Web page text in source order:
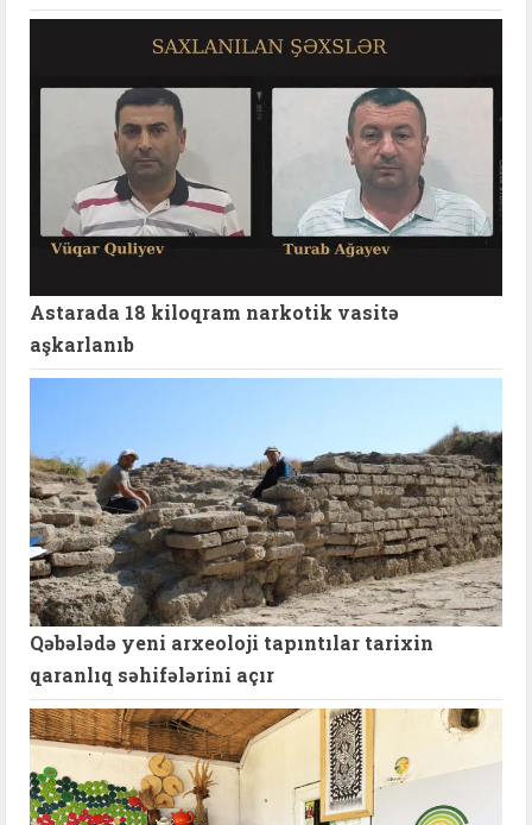
Astarada 18 kiloqram narkotik vasitə
aşkarlanıb
Qəbələdə yeni arxeoloji tapıntılar tarixin
qaranlıq səhifələrini açır